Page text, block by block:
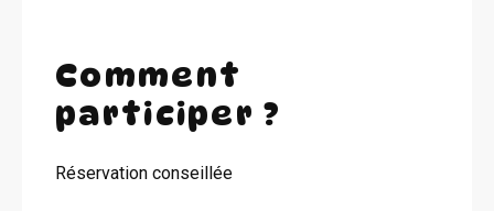
Comment
participer ?
Réservation conseillée